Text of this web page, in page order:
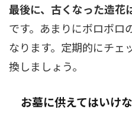
最後に、古くなった造花
です。あまりにボロボロ
なります。定期的にチェ
換しましょう。
お墓に供えてはいけ